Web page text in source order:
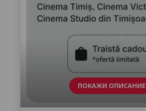
ПОКАЖИ ОПИСАНИЕ